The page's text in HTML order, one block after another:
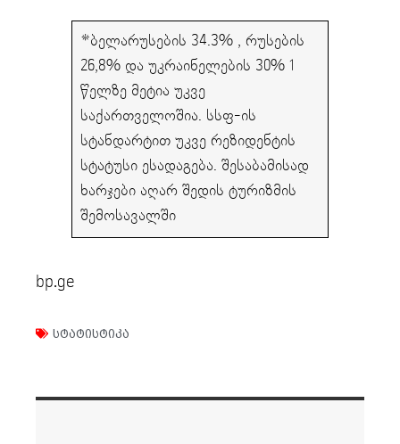
*ბელარუსების 34.3% , რუსების
26,8% და უკრაინელების 30% 1
წელზე მეტია უკვე
საქართველოშია. სსფ-ის
სტანდარტით უკვე რეზიდენტის
სტატუსი ესადაგება. შესაბამისად
ხარჯები აღარ შედის ტურიზმის
შემოსავალში
bp.ge
სტატისტიკა